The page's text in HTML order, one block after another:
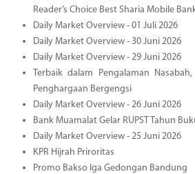
Reader’s Choice Best Sharia Mobile
Daily Market Overview - 01 Juli 2026
Daily Market Overview - 30 Juni 2026
Daily Market Overview - 29 Juni 2026
Terbaik dalam Pengalaman
Penghargaan Bergengsi
Daily Market Overview - 26 Juni 2026
Bank Muamalat Gelar RUPST Tahun
Daily Market Overview - 25 Juni 2026
KPR Hijrah Priroritas
Promo Bakso Iga Gedongan Bandung